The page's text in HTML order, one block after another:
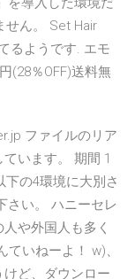
せん。 Set Hair
るようです. エモ
(28％OFF)送料無
ファイルのリア
います。 期間 1
下の4環境に大別さ
さい。 ハニーセレ
や外国人も多く
いねーよ！ w)、
ど、ダウンロー